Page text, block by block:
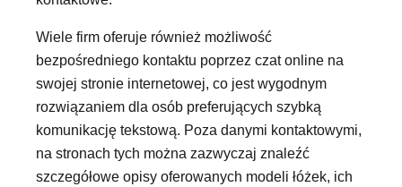
Wiele firm oferuje również możliwość
bezpośredniego kontaktu poprzez czat online na
swojej stronie internetowej, co jest wygodnym
rozwiązaniem dla osób preferujących szybką
komunikację tekstową. Poza danymi kontaktowymi,
na stronach tych można zazwyczaj znaleźć
szczegółowe opisy oferowanych modeli łóżek, ich